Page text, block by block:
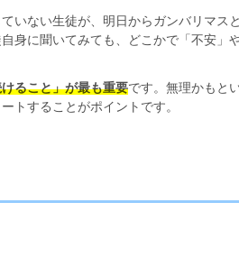
いない生徒が、明日からガンバリマ
身に聞いてみても、どこかで「不安
ること」が最も重要です。無理かもと
トすることがポイントです。